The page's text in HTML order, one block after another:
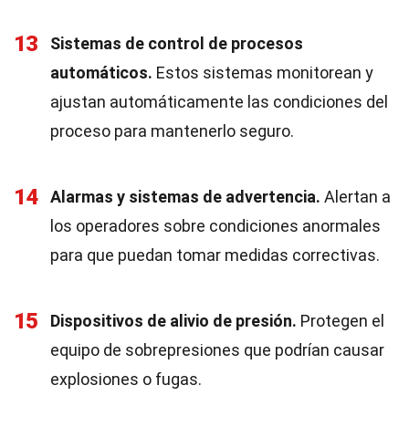
13
Sistemas de control de procesos
automáticos. Estos sistemas monitorean y
ajustan automáticamente las condiciones del
proceso para mantenerlo seguro.
14 Alarmas y sistemas de advertencia. Alertan a
los operadores sobre condiciones anormales
para que puedan tomar medidas correctivas.
15 Dispositivos de alivio de presión. Protegen el
equipo de sobrepresiones que podrían causar
explosiones o fugas.